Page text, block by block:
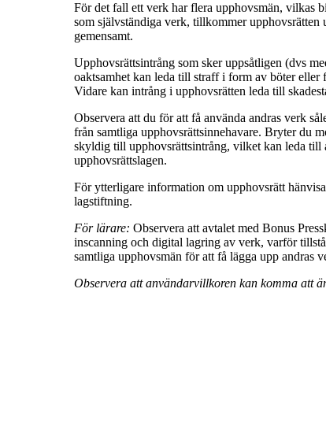
För det fall ett verk har flera upphovsmän, vilkas
som självständiga verk, tillkommer upphovsrätten
gemensamt.
Upphovsrättsintrång som sker uppsåtligen (dvs
oaktsamhet kan leda till straff i form av böter eller
Vidare kan intrång i upphovsrätten leda till
Observera att du för att få använda andras verk
från samtliga upphovsrättsinnehavare. Bryter du
skyldig till upphovsrättsintrång, vilket kan leda till
upphovsrättslagen.
För ytterligare information om upphovsrätt
lagstiftning.
För lärare: Observera att avtalet med Bonus
inscanning och digital lagring av verk, varför
samtliga upphovsmän för att få lägga upp andras
Observera att användarvillkoren kan komma att